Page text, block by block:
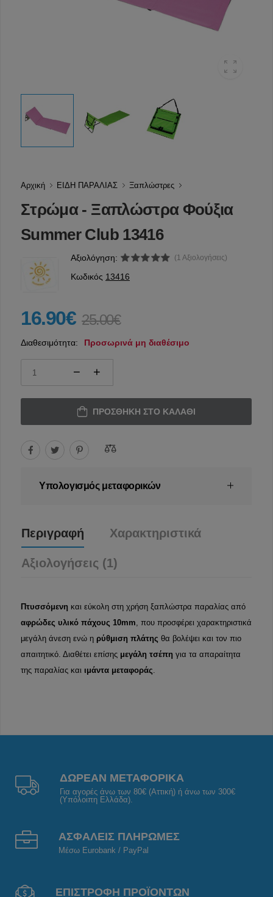
Αρχική ΕΙΔΗ ΠΑΡΑΛΙΑΣ Ξαπλώστρες
Στρώμα - Ξαπλώστρα Φούξια
Summer Club 13416
Αξιολόγηση: (1 Αξιολογήσεις)
Κωδικός 13416
16.90€ 25.00€
Διαθεσιμότητα: Προσωρινά μη διαθέσιμο
ΠΡΟΣΘΉΚΗ ΣΤΟ ΚΑΛΆΘΙ
Υπολογισμός μεταφορικών
Περιγραφή Χαρακτηριστικά
Αξιολογήσεις (1)
Πτυσσόμενη και εύκολη στη χρήση ξαπλώστρα παραλίας από
αφρώδες υλικό πάχους 10mm, που προσφέρει χαρακτηριστικά
μεγάλη άνεση ενώ η ρύθμιση πλάτης θα βολέψει και τον πιο
απαιτητικό. Διαθέτει επίσης μεγάλη τσέπη για τα απαραίτητα
της παραλίας και ιμάντα μεταφοράς.
ΔΩΡΕΑΝ ΜΕΤΑΦΟΡΙΚΑ
Για αγορές άνω των 80€ (Αττική) ή άνω των 300€
(Υπόλοιπη Ελλάδα).
ΑΣΦΑΛΕΙΣ ΠΛΗΡΩΜΕΣ
Μέσω Eurobank / PayPal
ΕΠΙΣΤΡΟΦΗ ΠΡΟΪΟΝΤΩΝ